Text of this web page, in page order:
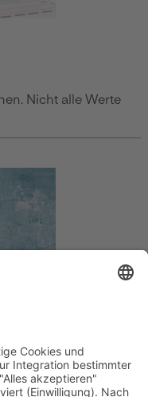
Nicht alle Werte